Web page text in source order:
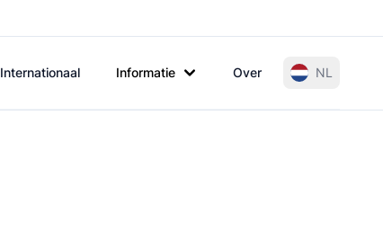
Internationaal Informatie Over NL